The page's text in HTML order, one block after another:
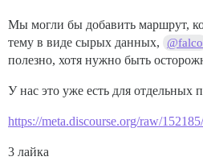
        } while (!validBet);
        return amount;
    }
private void
    }
private void
Мы могли бы добавить маршрут,
тему в виде сырых данных,
@falco
полезно, хотя нужно быть
У нас это уже есть для отдельных
https://meta.discourse.org/raw/
3 лайка